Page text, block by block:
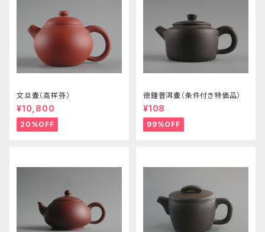
文旦壷（高祥芬）
¥10,800
20%OFF
徳鐘普洱壷（条件付き特価品）
¥108
99%OFF